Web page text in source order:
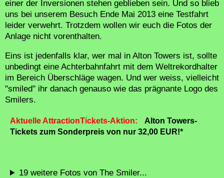
einer der Inversionen stehen geblieben sein. Und so blieb
uns bei unserem Besuch Ende Mai 2013 eine Testfahrt
leider verwehrt. Trotzdem wollen wir euch die Fotos der
Anlage nicht vorenthalten.
Eins ist jedenfalls klar, wer mal in Alton Towers ist, sollte
unbedingt eine Achterbahnfahrt mit dem Weltrekordhalter
im Bereich Überschläge wagen. Und wer weiss, vielleicht
"smiled" ihr danach genauso wie das prägnante Logo des
Smilers.
Aktuelle AttractionTickets-Aktion:
Alton Towers-
Tickets zum Sonderpreis von nur 32,00 EUR!*
19 weitere Fotos von The Smiler...